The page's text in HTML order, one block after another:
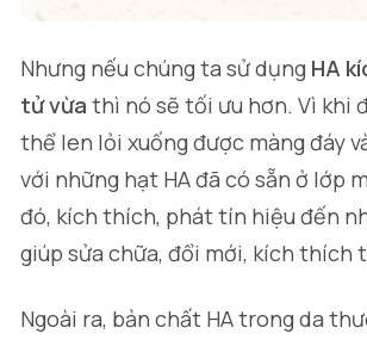
Nhưng nếu chúng ta sử dụng HA
tử vừa thì nó sẽ tối ưu hơn. Vì khi
thể len lỏi xuống được màng đáy
với những hạt HA đã có sẵn ở lớp
đó, kích thích, phát tín hiệu đến
giúp sửa chữa, đổi mới, kích thích
Ngoài ra, bản chất HA trong da